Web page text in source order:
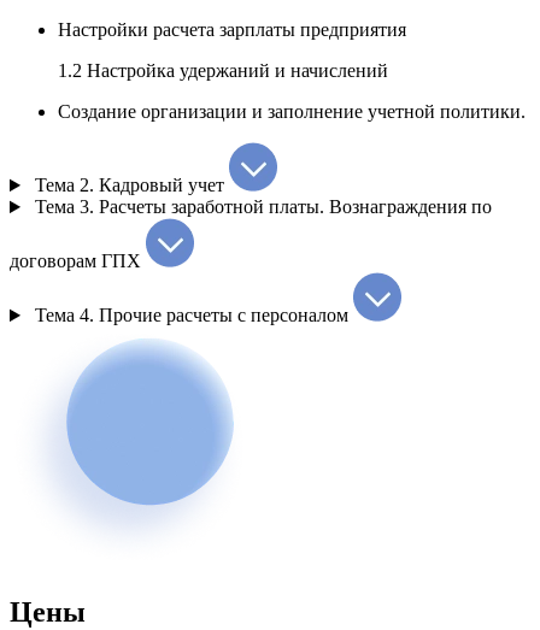
Настройки расчета зарплаты предприятия
1.2 Настройка удержаний и начислений
Создание организации и заполнение учетной политики.
Тема 2. Кадровый учет
Тема 3. Расчеты заработной платы. Вознаграждения по
договорам ГПХ
Тема 4. Прочие расчеты с персоналом
Цены